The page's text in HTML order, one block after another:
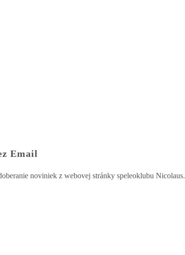
Email
noviniek z webovej stránky speleoklubu Nicolaus.